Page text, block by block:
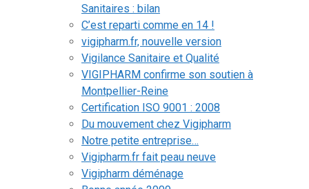
Sanitaires : bilan
C’est reparti comme en 14 !
vigipharm.fr, nouvelle version
Vigilance Sanitaire et Qualité
VIGIPHARM confirme son soutien à
Montpellier-Reine
Certification ISO 9001 : 2008
Du mouvement chez Vigipharm
Notre petite entreprise…
Vigipharm.fr fait peau neuve
Vigipharm déménage